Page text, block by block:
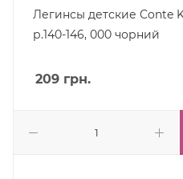
Легинсы детские Conte
р.140-146, 000 чорний
209 грн.